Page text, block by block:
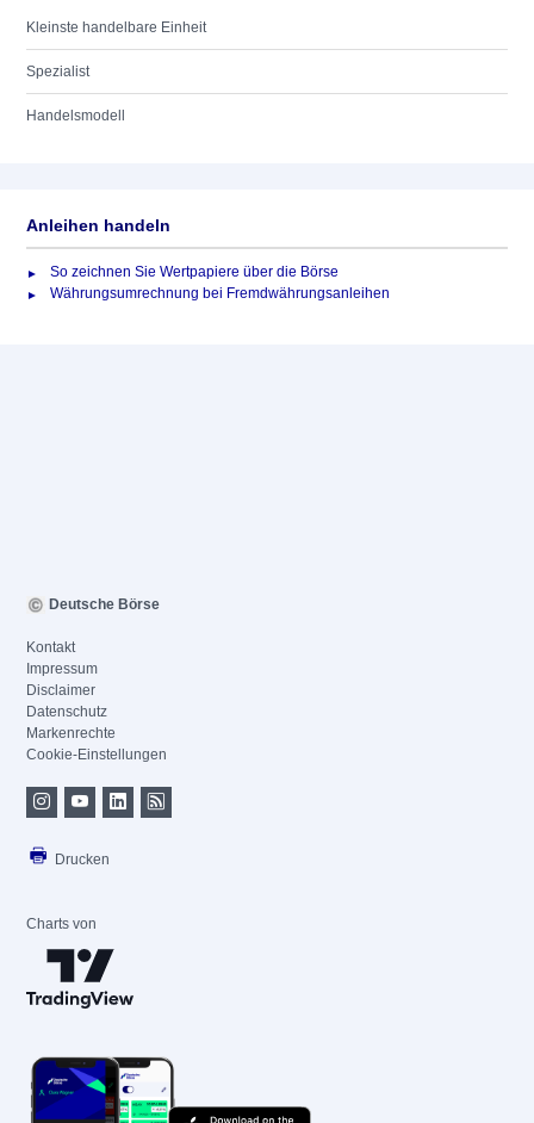
Kleinste handelbare Einheit
Spezialist
Handelsmodell
Anleihen handeln
So zeichnen Sie Wertpapiere über die Börse
Währungsumrechnung bei Fremdwährungsanleihen
Deutsche Börse
Kontakt
Impressum
Disclaimer
Datenschutz
Markenrechte
Cookie-Einstellungen
Drucken
Charts von